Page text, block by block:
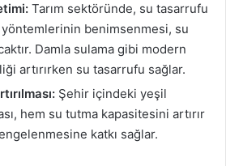
Tarım sektöründe, su tasarrufu
yöntemlerinin benimsenmesi, su
Damla sulama gibi modern
artırırken su tasarrufu sağlar.
Şehir içindeki yeşil
hem su tutma kapasitesini artırır
katkı sağlar.